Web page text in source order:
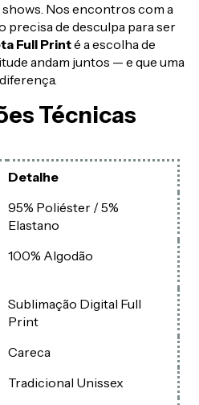
Nos encontros com a
precisa de desculpa para ser
Full Printé a escolha de
andam juntos — e que uma
Técnicas
Detalhe
95% Poliéster / 5%
Elastano
100% Algodão
Sublimação Digital Full
Print
Careca
Tradicional Unissex